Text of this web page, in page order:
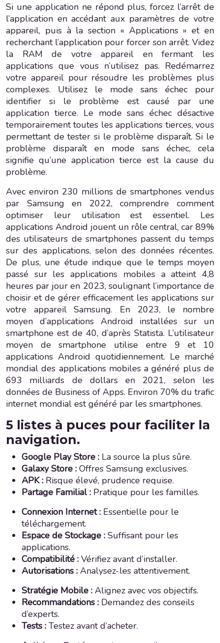
Si une application ne répond plus, forcez l’arrêt de
l’application en accédant aux paramètres de votre
appareil, puis à la section « Applications » et en
recherchant l’application pour forcer son arrêt. Videz
la RAM de votre appareil en fermant les
applications que vous n’utilisez pas. Redémarrez
votre appareil pour résoudre les problèmes plus
complexes. Utilisez le mode sans échec pour
identifier si le problème est causé par une
application tierce. Le mode sans échec désactive
temporairement toutes les applications tierces, vous
permettant de tester si le problème disparaît. Si le
problème disparaît en mode sans échec, cela
signifie qu’une application tierce est la cause du
problème.
Avec environ 230 millions de smartphones vendus
par Samsung en 2022, comprendre comment
optimiser leur utilisation est essentiel. Les
applications Android jouent un rôle central, car 89%
des utilisateurs de smartphones passent du temps
sur des applications, selon des données récentes.
De plus, une étude indique que le temps moyen
passé sur les applications mobiles a atteint 4,8
heures par jour en 2023, soulignant l’importance de
choisir et de gérer efficacement les applications sur
votre appareil Samsung. En 2023, le nombre
moyen d’applications Android installées sur un
smartphone est de 40, d’après Statista. L’utilisateur
moyen de smartphone utilise entre 9 et 10
applications Android quotidiennement. Le marché
mondial des applications mobiles a généré plus de
693 milliards de dollars en 2021, selon les
données de Business of Apps. Environ 70% du trafic
internet mondial est généré par les smartphones.
5 listes à puces pour faciliter la
navigation.
Google Play Store : La source la plus sûre.
Galaxy Store : Offres Samsung exclusives.
APK : Risque élevé, prudence requise.
Partage Familial : Pratique pour les familles.
Connexion Internet : Essentielle pour le
téléchargement.
Espace de Stockage : Suffisant pour les
applications.
Compatibilité : Vérifiez avant d’installer.
Autorisations : Analysez-les attentivement.
Stratégie Mobile : Alignez avec vos objectifs.
Recommandations : Demandez des conseils
d’experts.
Tests : Testez avant d’acheter.